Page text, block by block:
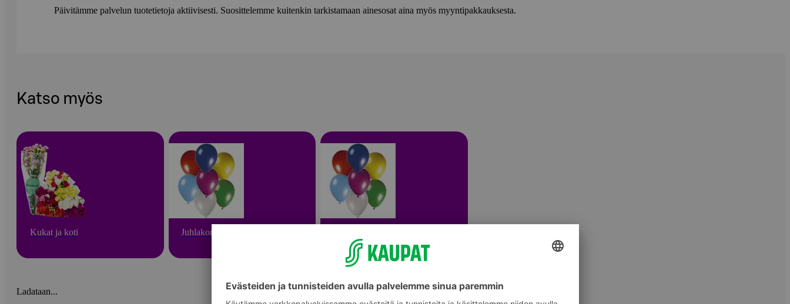
Päivitämme palvelun tuotetietoja aktiivisesti. Suosittelemme kuitenkin tarkistamaan ainesosat aina myös myyntipakkauksesta.
Katso myös
Kukat ja koti Juhlakoristeet
Ladataan...